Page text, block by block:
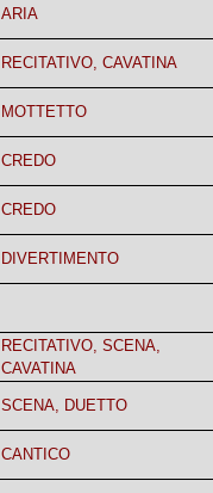
ARIA
RECITATIVO, CAVATINA
MOTTETTO
CREDO
CREDO
DIVERTIMENTO
RECITATIVO, SCENA,
CAVATINA
SCENA, DUETTO
CANTICO